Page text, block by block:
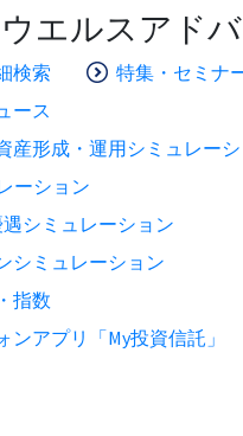
エルスアド
検索
特集・セミナ
ース
産形成・運用シミュレーシ
ーション
遇シミュレーション
シミュレーション
指数
ンアプリ「My投資信託」